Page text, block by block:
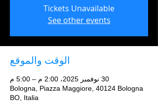
Tickets Unavailable
See other events
الوقت والموقع
30 نوفمبر 2025، 2:00 م – 5:00 م
Bologna, Piazza Maggiore, 40124 Bologna
BO, Italia